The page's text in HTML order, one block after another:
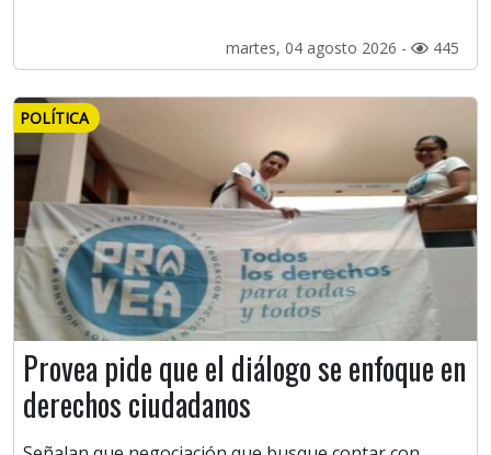
martes, 04 agosto 2026 - 445
POLÍTICA
Provea pide que el diálogo se enfoque en
derechos ciudadanos